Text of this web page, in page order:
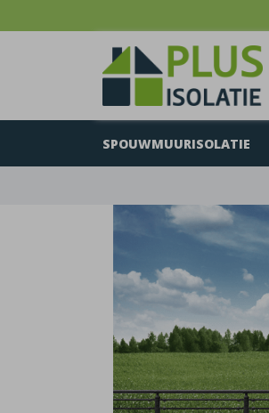
SPOUWMUURISOLATIE